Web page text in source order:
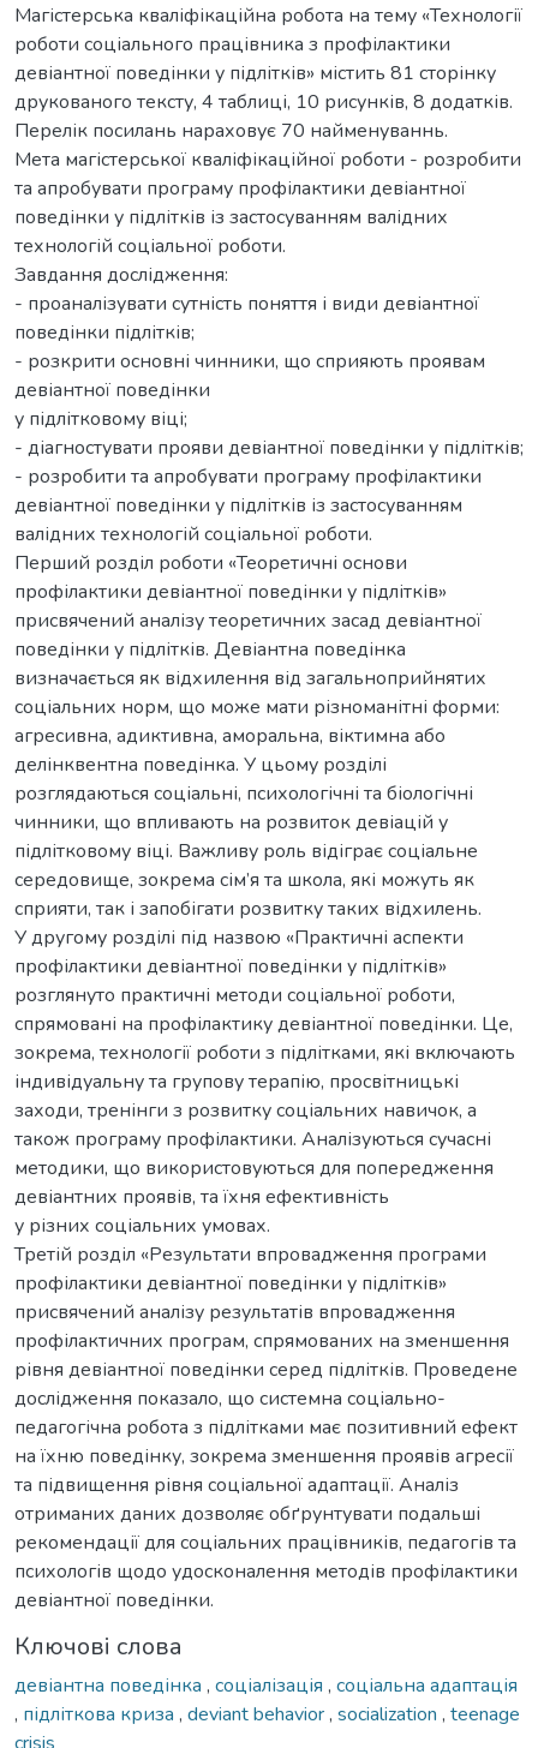
Магістерська кваліфікаційна робота на тему «Технології
роботи соціального працівника з профілактики
девіантної поведінки у підлітків» містить 81 сторінку
друкованого тексту, 4 таблиці, 10 рисунків, 8 додатків.
Перелік посилань нараховує 70 найменуваннь.
Мета магістерської кваліфікаційної роботи - розробити
та апробувати програму профілактики девіантної
поведінки у підлітків із застосуванням валідних
технологій соціальної роботи.
Завдання дослідження:
- проаналізувати сутність поняття і види девіантної
поведінки підлітків;
- розкрити основні чинники, що сприяють проявам
девіантної поведінки
у підлітковому віці;
- діагностувати прояви девіантної поведінки у підлітків;
- розробити та апробувати програму профілактики
девіантної поведінки у підлітків із застосуванням
валідних технологій соціальної роботи.
Перший розділ роботи «Теоретичні основи
профілактики девіантної поведінки у підлітків»
присвячений аналізу теоретичних засад девіантної
поведінки у підлітків. Девіантна поведінка
визначається як відхилення від загальноприйнятих
соціальних норм, що може мати різноманітні форми:
агресивна, адиктивна, аморальна, віктимна або
делінквентна поведінка. У цьому розділі
розглядаються соціальні, психологічні та біологічні
чинники, що впливають на розвиток девіацій у
підлітковому віці. Важливу роль відіграє соціальне
середовище, зокрема сім’я та школа, які можуть як
сприяти, так і запобігати розвитку таких відхилень.
У другому розділі під назвою «Практичні аспекти
профілактики девіантної поведінки у підлітків»
розглянуто практичні методи соціальної роботи,
спрямовані на профілактику девіантної поведінки. Це,
зокрема, технології роботи з підлітками, які включають
індивідуальну та групову терапію, просвітницькі
заходи, тренінги з розвитку соціальних навичок, а
також програму профілактики. Аналізуються сучасні
методики, що використовуються для попередження
девіантних проявів, та їхня ефективність
у різних соціальних умовах.
Третій розділ «Результати впровадження програми
профілактики девіантної поведінки у підлітків»
присвячений аналізу результатів впровадження
профілактичних програм, спрямованих на зменшення
рівня девіантної поведінки серед підлітків. Проведене
дослідження показало, що системна соціально-
педагогічна робота з підлітками має позитивний ефект
на їхню поведінку, зокрема зменшення проявів агресії
та підвищення рівня соціальної адаптації. Аналіз
отриманих даних дозволяє обґрунтувати подальші
рекомендації для соціальних працівників, педагогів та
психологів щодо удосконалення методів профілактики
девіантної поведінки.
Ключові слова
девіантна поведінка , соціалізація , соціальна адаптація
, підліткова криза , deviant behavior, socialization , teenage